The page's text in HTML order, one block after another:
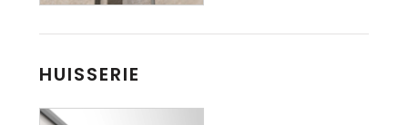
HUISSERIE